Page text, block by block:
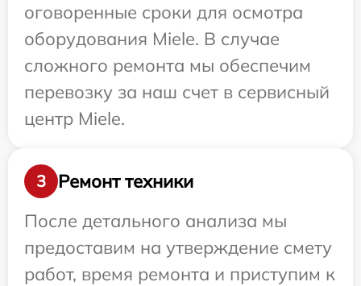
оговоренные сроки для осмотра
оборудования Miele. В случае
сложного ремонта мы обеспечим
перевозку за наш счет в сервисный
центр Miele.
3
Ремонт техники
После детального анализа мы
предоставим на утверждение смету
работ, время ремонта и приступим к